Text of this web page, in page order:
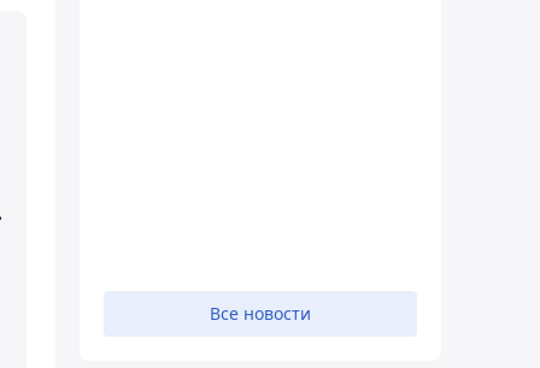
Все новости